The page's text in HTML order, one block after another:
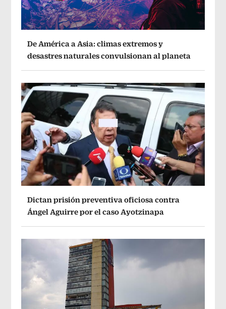
De América a Asia: climas extremos y
desastres naturales convulsionan al planeta
Dictan prisión preventiva oficiosa contra
Ángel Aguirre por el caso Ayotzinapa